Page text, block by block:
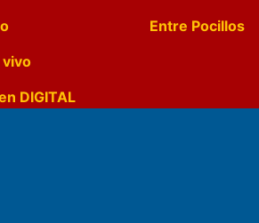
Entre Pocillos
DIGITAL